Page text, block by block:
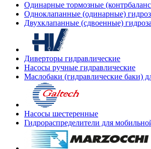
Одинарные тормозные
Одноклапанные (одинарные)
Двухклапанные (сдвоенные)
Диверторы гидравлические
Насосы ручные гидравлические
Маслобаки (гидравлические баки)
Насосы шестеренные
Гидрораспределители для